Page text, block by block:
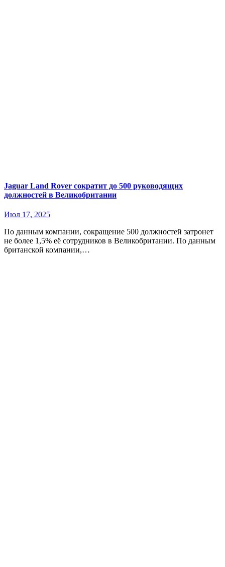
Jaguar Land Rover сократит до 500 руководящих
должностей в Великобритании
Июл 17, 2025
По данным компании, сокращение 500 должностей затронет
не более 1,5% её сотрудников в Великобритании. По данным
британской компании,…